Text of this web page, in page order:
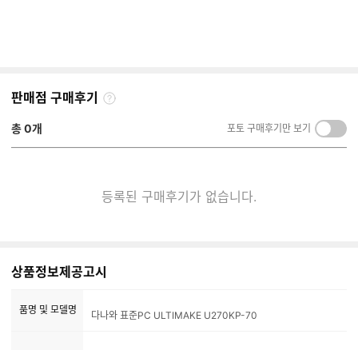
판매점 구매후기
구
기
총0개 포토 구매후기만 보기
켜
기/
등록된 구매후기가 없습니다.
상품정보제공고시
품명 및 모델명 다나와 표준PC ULTIMAKE U270KP-70